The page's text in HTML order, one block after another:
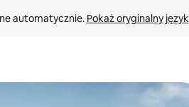
automatycznie. Pokaż oryginalny język